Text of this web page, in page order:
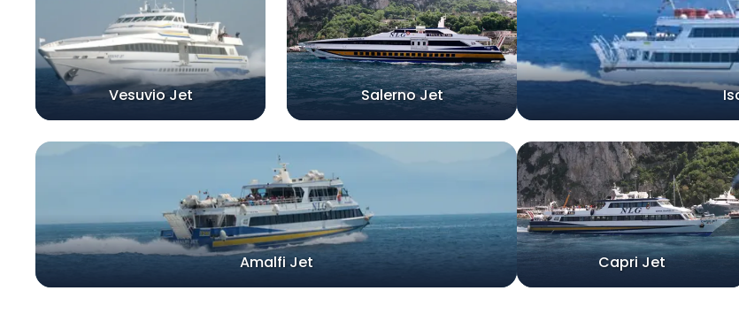
Vesuvio Jet Salerno Jet
Amalfi Jet Capri Jet